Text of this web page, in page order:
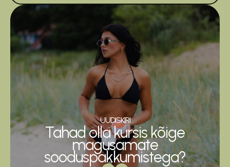
UUDISKIRI
Tahad olla kursis kõige
magusamate
sooduspakkumistega?